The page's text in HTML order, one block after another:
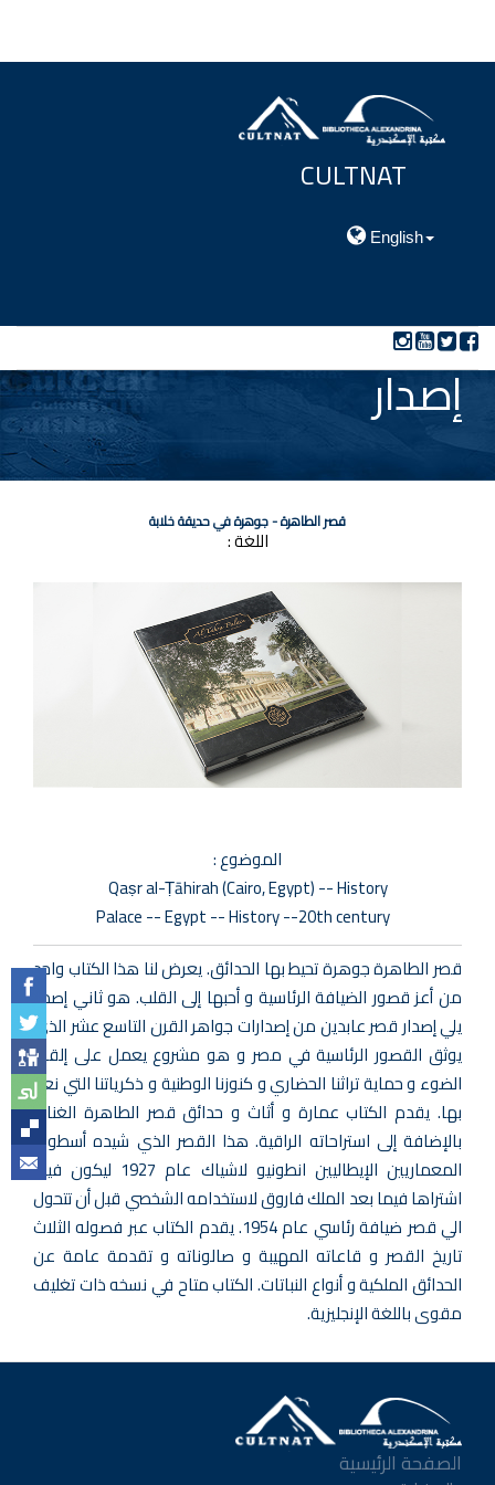
CULTNAT
English
إصدار
قصر الطاهرة - جوهرة في حديقة خلابة
اللغة :
الموضوع :
Qaṣr al-Ṭāhirah (Cairo, Egypt) -- History
Palace -- Egypt -- History --20th century
قصر الطاهرة جوهرة تحيط بها الحدائق. يعرض لنا هذا الكتاب واحد
من أعز قصور الضيافة الرئاسية و أحبها إلى القلب. هو ثاني إصدار
يلي إصدار قصر عابدين من إصدارات جواهر القرن التاسع عشر الذي
يوثق القصور الرئاسية في مصر و هو مشروع يعمل على إلقاء
الضوء و حماية تراثنا الحضاري و كنوزنا الوطنية و ذكرياتنا التي نعتز
بها. يقدم الكتاب عمارة و أثاث و حدائق قصر الطاهرة الغناء.
بالإضافة إلى استراحاته الراقية. هذا القصر الذي شيده أسطورة
المعماريين الإيطاليين انطونيو لاشياك عام 1927 ليكون فيلا،
اشتراها فيما بعد الملك فاروق لاستخدامه الشخصي قبل أن تتحول
الي قصر ضيافة رئاسي عام 1954. يقدم الكتاب عبر فصوله الثلاث
تاريخ القصر و قاعاته المهيبة و صالوناته و تقدمة عامة عن
الحدائق الملكية و أنواع النباتات. الكتاب متاح في نسخه ذات تغليف
مقوى باللغة الإنجليزية.
الصفحة الرئيسية